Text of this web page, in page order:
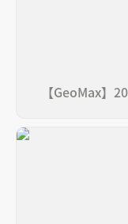
【GeoMax】
2025/4/10｜トラン